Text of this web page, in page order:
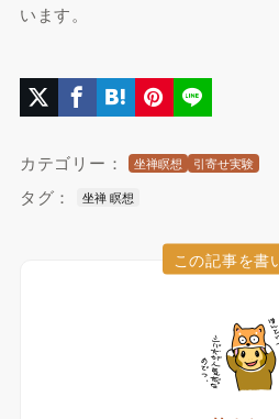
います。
カテゴリー： 坐禅瞑想 引寄せ実験
タグ： 坐禅 瞑想
この記事を書